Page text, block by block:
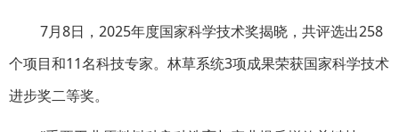
7月8日，2025年度国家科学技术奖揭晓，共评选出258
个项目和11名科技专家。林草系统3项成果荣获国家科学技术
进步奖二等奖。